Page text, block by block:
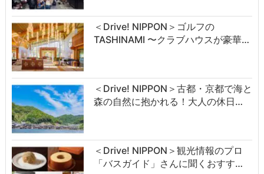
＜Drive! NIPPON＞ゴルフの
TASHINAMI 〜クラブハウスが豪華…
＜Drive! NIPPON＞古都・京都で海と
森の自然に抱かれる！大人の休日…
＜Drive! NIPPON＞観光情報のプロ
「バスガイド」さんに聞くおすす…